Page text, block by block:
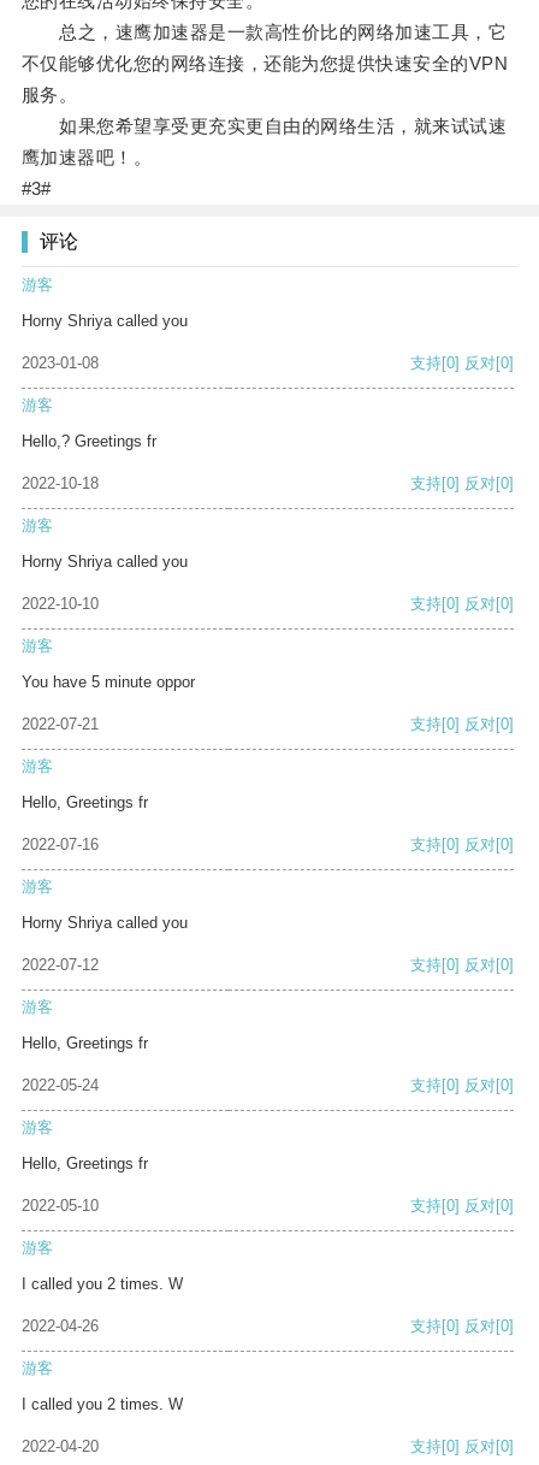
总之，速鹰加速器是一款高性价比的网络加速工具，它
不仅能够优化您的网络连接，还能为您提供快速安全的VPN
服务。
如果您希望享受更充实更自由的网络生活，就来试试速
鹰加速器吧！。
#3#
评论
游客
Horny Shriya called you
2023-01-08 支持[0] 反对[0]
游客
Hello,? Greetings fr
2022-10-18 支持[0] 反对[0]
游客
Horny Shriya called you
2022-10-10 支持[0] 反对[0]
游客
You have 5 minute oppor
2022-07-21 支持[0] 反对[0]
游客
Hello, Greetings fr
2022-07-16 支持[0] 反对[0]
游客
Horny Shriya called you
2022-07-12 支持[0] 反对[0]
游客
Hello, Greetings fr
2022-05-24 支持[0] 反对[0]
游客
Hello, Greetings fr
2022-05-10 支持[0] 反对[0]
游客
I called you 2 times. W
2022-04-26 支持[0] 反对[0]
游客
I called you 2 times. W
2022-04-20 支持[0] 反对[0]